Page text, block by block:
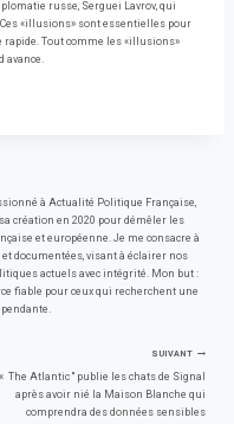
russe, Serguei Lavrov, qui
«illusions» sont essentielles pour
rapide. Tout comme les «illusions»
avance.
à Actualité Politique Française,
création en 2020 pour démêler les
et européenne. Je me consacre à
documentées, visant à éclairer nos
actuels avec intégrité. Mon but :
fiable pour ceux qui recherchent une
SUIVANT
« The Atlantic '' publie les chats de Signal
après avoir nié la Maison Blanche qui
comprendra des données sensibles